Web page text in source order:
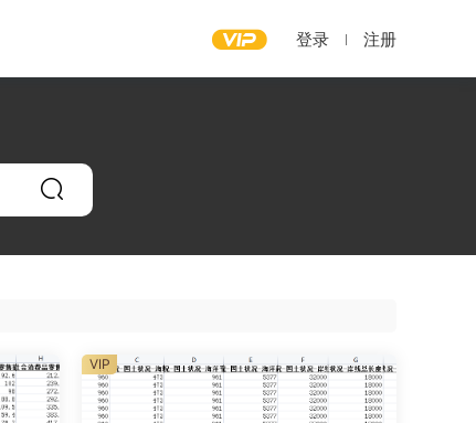
登录 注册
VIP